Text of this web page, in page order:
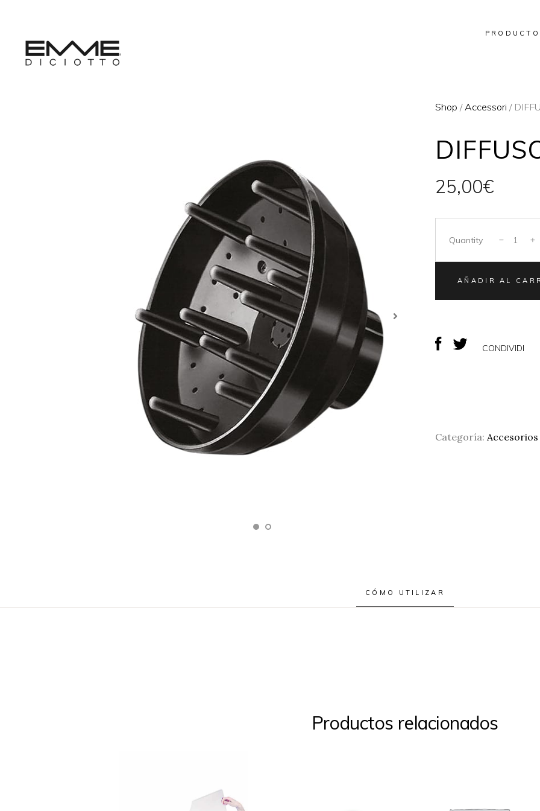
Shop /Accessori /
25,00€
Quantity
AÑADIR AL
CONDIVIDI
Categoría: Accesorios
CÓMO UTILIZAR
Productos relacionados